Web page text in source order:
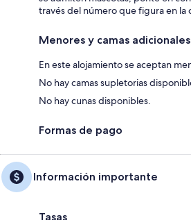
través del número que figura en la
Menores y camas adicionales
En este alojamiento se aceptan
No hay camas supletorias
No hay cunas disponibles.
Formas de pago
Información importante
Tasas